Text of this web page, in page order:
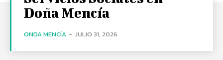
Doña Mencía
ONDA MENCÍA - JULIO 31, 2026